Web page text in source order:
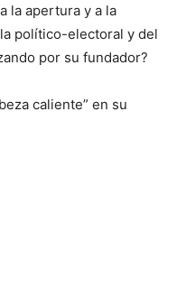
la apertura y a la
político-electoral y del
por su fundador?
caliente” en su